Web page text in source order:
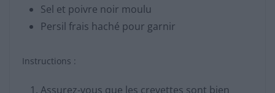
Sel et poivre noir moulu
Persil frais haché pour garnir
Instructions :
Assurez-vous que les crevettes sont bien